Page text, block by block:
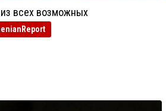
всех возможных